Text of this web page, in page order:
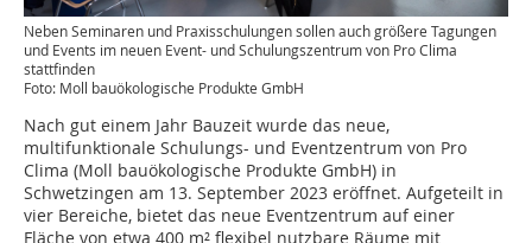
Neben Seminaren und Praxisschulungen sollen auch größere Tagungen
und Events im neuen Event- und Schulungszentrum von Pro Clima
stattfinden
Foto: Moll bauökologische Produkte GmbH
Nach gut einem Jahr Bauzeit wurde das neue,
multifunktionale Schulungs- und Eventzentrum von Pro
Clima (Moll bauökologische Produkte GmbH) in
Schwetzingen am 13. September 2023 eröffnet. Aufgeteilt in
vier Bereiche, bietet das neue Eventzentrum auf einer
Fläche von etwa 400 m² flexibel nutzbare Räume mit